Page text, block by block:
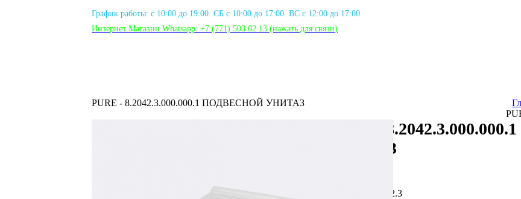
График работы: с 10:00 до 19:00. СБ с 10:00 до 17:00. ВС с 12:00 до 17:00
Интернет Магазин Whatsapp: +7 (771) 503 02 13 (нажать для связи)
PURE - 8.2042.3.000.000.1 ПОДВЕСНОЙ УНИТАЗ
PURE -
УНИТАЗ
Артикул: JIK_2042.3